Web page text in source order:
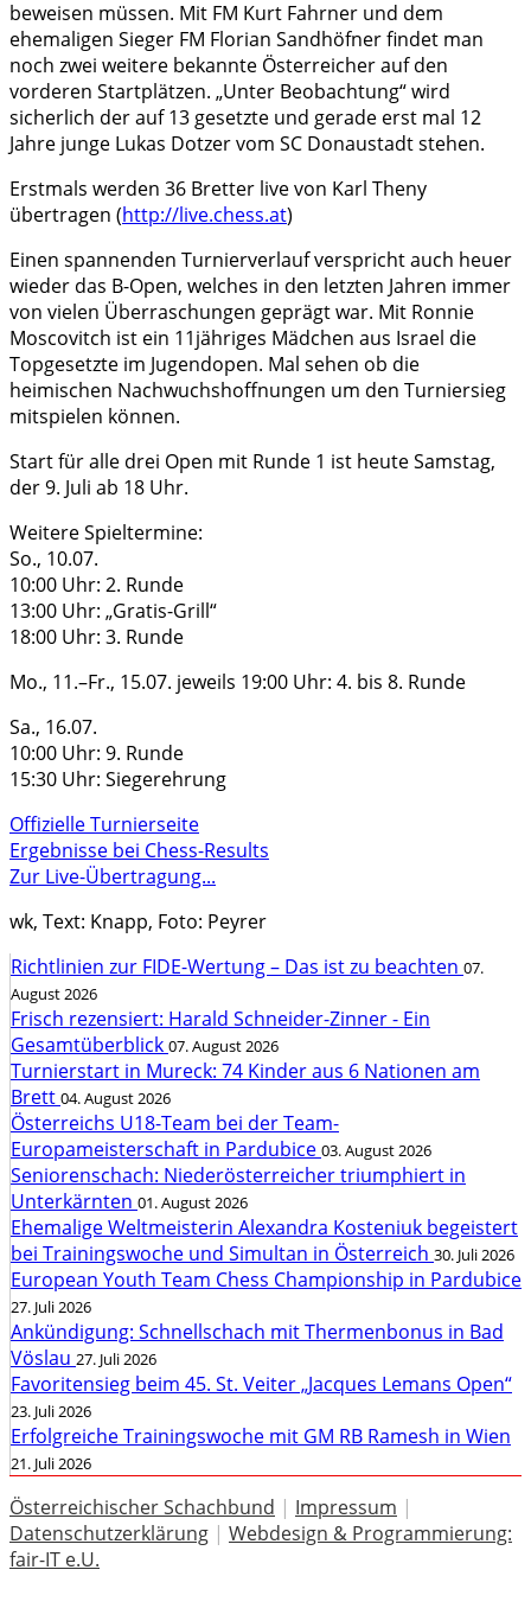
beweisen müssen. Mit FM Kurt Fahrner und dem
ehemaligen Sieger FM Florian Sandhöfner findet man
noch zwei weitere bekannte Österreicher auf den
vorderen Startplätzen. „Unter Beobachtung“ wird
sicherlich der auf 13 gesetzte und gerade erst mal 12
Jahre junge Lukas Dotzer vom SC Donaustadt stehen.
Erstmals werden 36 Bretter live von Karl Theny
übertragen (http://live.chess.at)
Einen spannenden Turnierverlauf verspricht auch heuer
wieder das B-Open, welches in den letzten Jahren immer
von vielen Überraschungen geprägt war. Mit Ronnie
Moscovitch ist ein 11jähriges Mädchen aus Israel die
Topgesetzte im Jugendopen. Mal sehen ob die
heimischen Nachwuchshoffnungen um den Turniersieg
mitspielen können.
Start für alle drei Open mit Runde 1 ist heute Samstag,
der 9. Juli ab 18 Uhr.
Weitere Spieltermine:
So., 10.07.
10:00 Uhr: 2. Runde
13:00 Uhr: „Gratis-Grill“
18:00 Uhr: 3. Runde
Mo., 11.–Fr., 15.07. jeweils 19:00 Uhr: 4. bis 8. Runde
Sa., 16.07.
10:00 Uhr: 9. Runde
15:30 Uhr: Siegerehrung
Offizielle Turnierseite
Ergebnisse bei Chess-Results
Zur Live-Übertragung...
wk, Text: Knapp, Foto: Peyrer
Richtlinien zur FIDE-Wertung – Das ist zu beachten 07.
August 2026
Frisch rezensiert: Harald Schneider-Zinner - Ein
Gesamtüberblick 07. August 2026
Turnierstart in Mureck: 74 Kinder aus 6 Nationen am
Brett 04. August 2026
Österreichs U18-Team bei der Team-
Europameisterschaft in Pardubice 03. August 2026
Seniorenschach: Niederösterreicher triumphiert in
Unterkärnten 01. August 2026
Ehemalige Weltmeisterin Alexandra Kosteniuk begeistert
bei Trainingswoche und Simultan in Österreich 30. Juli 2026
European Youth Team Chess Championship in Pardubice
27. Juli 2026
Ankündigung: Schnellschach mit Thermenbonus in Bad
Vöslau 27. Juli 2026
Favoritensieg beim 45. St. Veiter „Jacques Lemans Open“
23. Juli 2026
Erfolgreiche Trainingswoche mit GM RB Ramesh in Wien
21. Juli 2026
Österreichischer Schachbund | Impressum |
Datenschutzerklärung | Webdesign & Programmierung:
fair-IT e.U.